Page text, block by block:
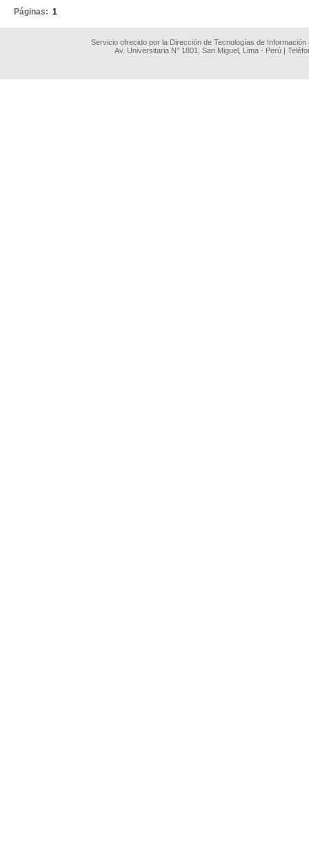
Páginas: 1
Servicio ofrecido por la Dirección de Tecnologías de
Av. Universitaria N° 1801, San Miguel, Lima - Perú |